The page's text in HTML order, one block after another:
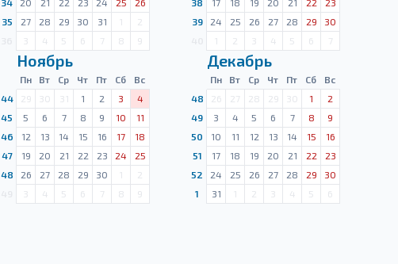
34
20 21 22 23 24 25
26
35
27 28 29 30 31 1
2
3 4 5 6 7 8 9
38
17 18 19 20 21 22
23
39
24 25 26 27 28 29
30
1 2 3 4 5 6 7
Ноябрь
Пн Вт Ср Чт Пт Сб
Вс
44
29 30 31 1 2 3
4
45
5 6 7 8 9 10
11
46
12 13 14 15 16 17
18
47
19 20 21 22 23 24
25
48
26 27 28 29 30 1
2
3 4 5 6 7 8 9
Декабрь
Пн Вт Ср Чт Пт Сб
Вс
48
26 27 28 29 30 1
2
49
3 4 5 6 7 8
9
50
10 11 12 13 14 15
16
51
17 18 19 20 21 22
23
52
24 25 26 27 28 29
30
1
31 1 2 3 4 5 6